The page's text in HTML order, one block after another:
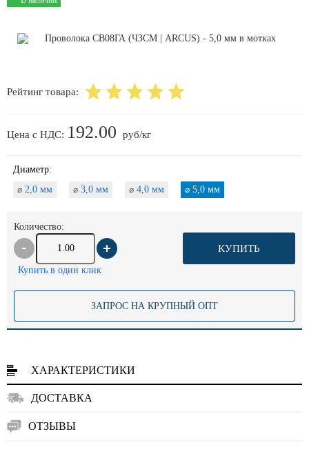
Рейтинг товара:
Цена с НДС: 192.00 руб/кг
Диаметр:
⌀ 2,0 мм ⌀ 3,0 мм ⌀ 4,0 мм ⌀ 5,0 мм
Количество:
КУПИТЬ
Купить в один клик
ЗАПРОС НА КРУПНЫЙ ОПТ
ХАРАКТЕРИСТИКИ
ДОСТАВКА
ОТЗЫВЫ